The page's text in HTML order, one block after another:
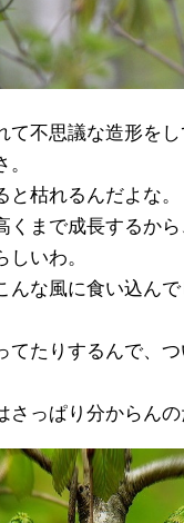
て不思議な造形を
と枯れるんだよな。
くまで成長するから
いわ。
んな風に食い込ん
てたりするんで、
さっぱり分からんの